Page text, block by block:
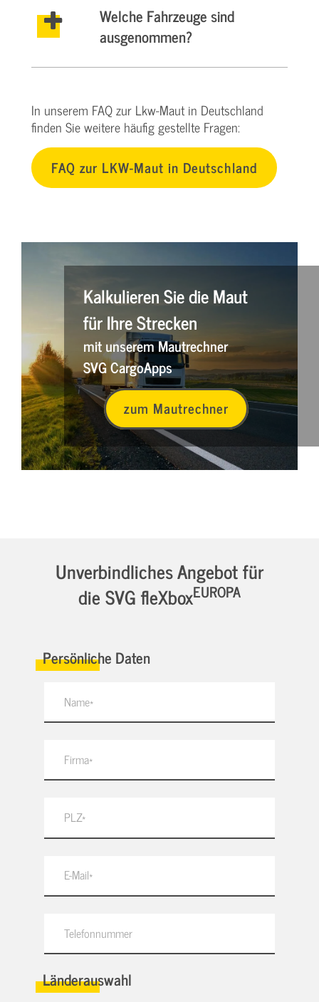
Welche Fahrzeuge sind
ausgenommen?
In unserem FAQ zur Lkw-Maut in Deutschland
finden Sie weitere häufig gestellte Fragen:
FAQ zur LKW-Maut in Deutschland
Kalkulieren Sie die Maut
für Ihre Strecken
mit unserem Mautrechner
SVG CargoApps
zum Mautrechner
Unverbindliches Angebot für
die SVG fleXboxEUROPA
Persönliche Daten
Länderauswahl